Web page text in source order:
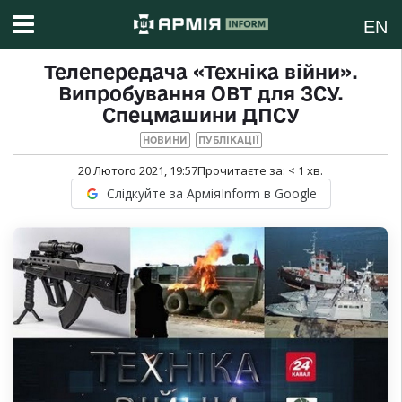
EN
Телепередача «Техніка війни».
Випробування ОВТ для ЗСУ.
Спецмашини ДПСУ
НОВИНИ ПУБЛІКАЦІЇ
20 Лютого 2021, 19:57Прочитаєте за: < 1 хв.
Слідкуйте за АрміяInform в Google